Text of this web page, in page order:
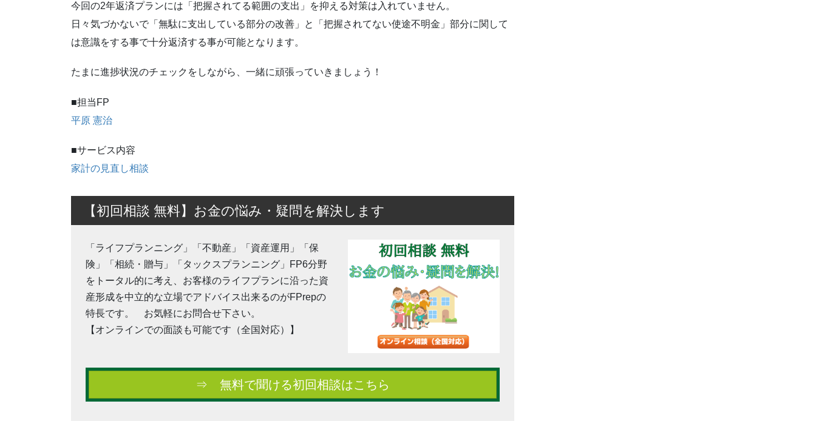
今回の2年返済プランには「把握されてる範囲の支出」を抑える対策は入れていません。
日々気づかないで「無駄に支出している部分の改善」と「把握されてない使途不明金」部分に関して
は意識をする事で十分返済する事が可能となります。
たまに進捗状況のチェックをしながら、一緒に頑張っていきましょう！
■担当FP
平原 憲治
■サービス内容
家計の見直し相談
【初回相談 無料】お金の悩み・疑問を解決します
「ライフプランニング」「不動産」「資産運用」「保
険」「相続・贈与」「タックスプランニング」FP6分野
をトータル的に考え、お客様のライフプランに沿った資
産形成を中立的な立場でアドバイス出来るのがFPrepの
特長です。 お気軽にお問合せ下さい。
【オンラインでの面談も可能です（全国対応）】
⇒ 無料で聞ける初回相談はこちら